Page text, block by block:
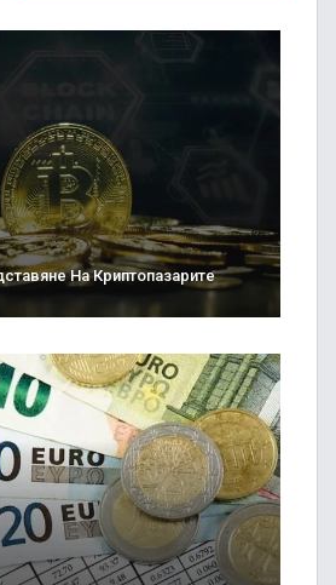
На Криптопазарите